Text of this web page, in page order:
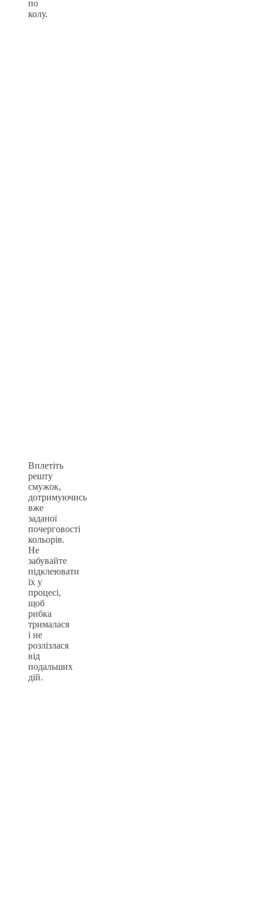
по
колу.
Вплетіть
решту
смужок,
дотримуючись
вже
заданої
почерговості
кольорів.
Не
забувайте
підклеювати
їх у
процесі,
щоб
рибка
трималася
і не
розлізлася
від
подальших
дій.